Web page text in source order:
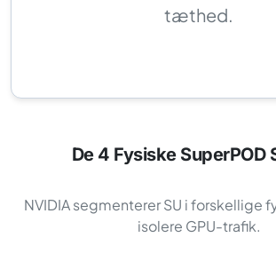
tæthed.
De 4 Fysiske SuperPOD
NVIDIA segmenterer SU i forskellige
isolere GPU-trafik.